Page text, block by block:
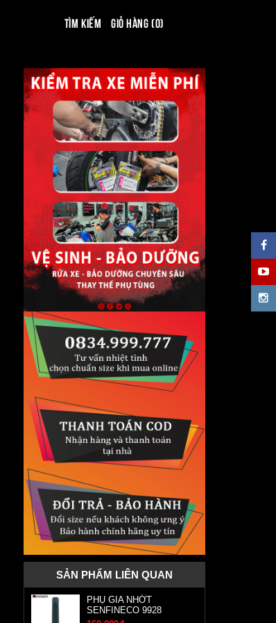
Tìm kiếm Giỏ hàng (0)
SẢN PHẨM LIÊN QUAN
PHỤ GIA NHỚT
SENFINECO 9928